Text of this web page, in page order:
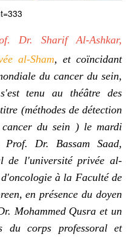
Dr. Sharif Al-Ashkar,
al-Sham, et coïncidant
du cancer du sein,
tenu au théâtre des
(méthodes de détection
du sein ) le mardi
Dr. Bassam Saad,
de l'université privée al-
à la Faculté de
en présence du doyen
Mohammed Qusra et un
du corps professoral et